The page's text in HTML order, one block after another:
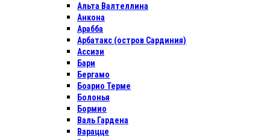
Альта Валтеллина
Анкона
Арабба
Арбатакс (остров Сардиния)
Ассизи
Бари
Бергамо
Боарио Терме
Болонья
Бормио
Валь Гардена
Варацце